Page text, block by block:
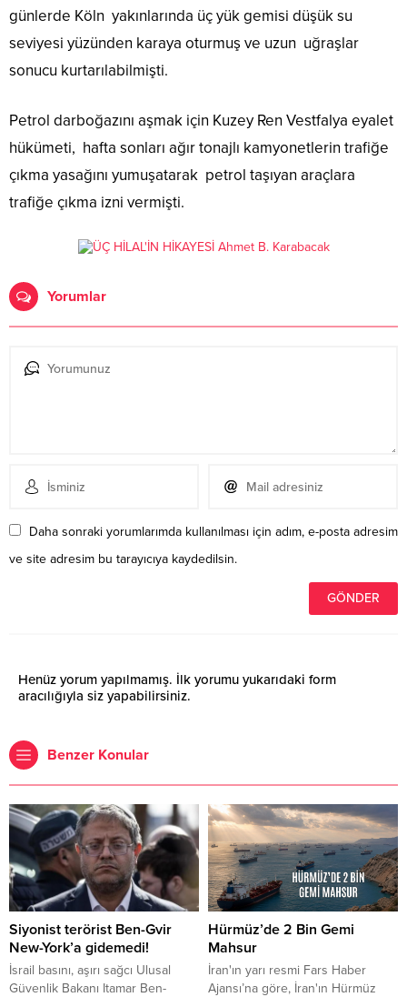
günlerde Köln yakınlarında üç yük gemisi düşük su
seviyesi yüzünden karaya oturmuş ve uzun uğraşlar
sonucu kurtarılabilmişti.
Petrol darboğazını aşmak için Kuzey Ren Vestfalya eyalet
hükümeti, hafta sonları ağır tonajlı kamyonetlerin trafiğe
çıkma yasağını yumuşatarak petrol taşıyan araçlara
trafiğe çıkma izni vermişti.
Yorumlar
Daha sonraki yorumlarımda kullanılması için adım, e-posta adresim
ve site adresim bu tarayıcıya kaydedilsin.
Henüz yorum yapılmamış. İlk yorumu yukarıdaki form
aracılığıyla siz yapabilirsiniz.
Benzer Konular
Siyonist terörist Ben-Gvir
New-York’a gidemedi!
İsrail basını, aşırı sağcı Ulusal
Güvenlik Bakanı Itamar Ben-
Hürmüz’de 2 Bin Gemi
Mahsur
İran'ın yarı resmi Fars Haber
Ajansı’na göre, İran'ın Hürmüz